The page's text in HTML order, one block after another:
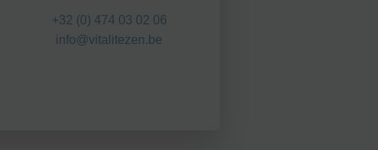
+32 (0) 474 03 02 06
info@vitalitezen.be